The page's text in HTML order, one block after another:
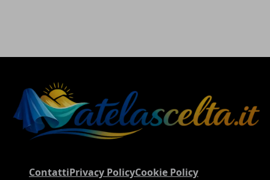
ContattiPrivacy PolicyCookie Policy